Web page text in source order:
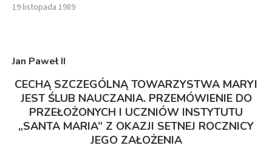
19 listopada 1989
Jan Paweł II
CECHĄ SZCZEGÓLNĄ TOWARZYSTWA MARYI
JEST ŚLUB NAUCZANIA. PRZEMÓWIENIE DO
PRZEŁOŻONYCH I UCZNIÓW INSTYTUTU
„SANTA MARIA” Z OKAZJI SETNEJ ROCZNICY
JEGO ZAŁOŻENIA